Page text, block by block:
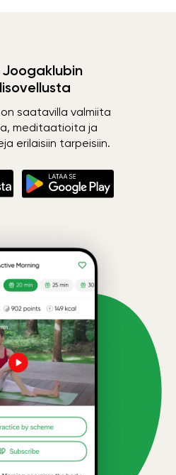
Joogaklubin
saatavilla valmiita
meditaatioita ja
erilaisiin tarpeisiin.